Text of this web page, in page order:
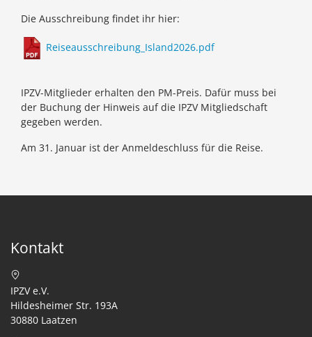
Die Ausschreibung findet ihr hier:
Reiseausschreibung_Island2026.pdf
IPZV-Mitglieder erhalten den PM-Preis. Dafür muss bei
der Buchung der Hinweis auf die IPZV Mitgliedschaft
gegeben werden.
Am 31. Januar ist der Anmeldeschluss für die Reise.
Kontakt
IPZV e.V.
Hildesheimer Str. 193A
30880 Laatzen